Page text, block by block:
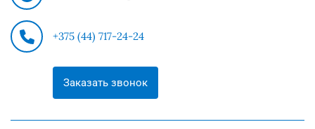
+375 (44) 717-24-24
Заказать звонок